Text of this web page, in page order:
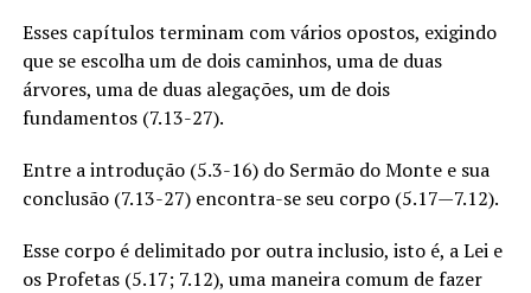
Esses capítulos terminam com vários opostos, exigindo
que se escolha um de dois caminhos, uma de duas
árvores, uma de duas alegações, um de dois
fundamentos (7.13-27).
Entre a introdução (5.3-16) do Sermão do Monte e sua
conclusão (7.13-27) encontra-se seu corpo (5.17—7.12).
Esse corpo é delimitado por outra inclusio, isto é, a Lei e
os Profetas (5.17; 7.12), uma maneira comum de fazer